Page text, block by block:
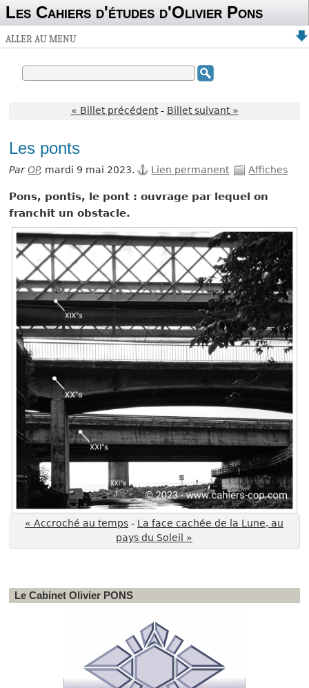
Les Cahiers d'études d'Olivier Pons
ALLER AU MENU
« Billet précédent - Billet suivant »
Les ponts
ParOP, mardi 9 mai 2023. Lien permanent Affiches
Pons, pontis, le pont : ouvrage par lequel on
franchit un obstacle.
« Accroché au temps - La face cachée de la Lune, au
pays du Soleil »
Le Cabinet Olivier PONS